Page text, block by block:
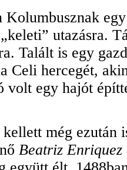
Kolumbusznak
utazásra.
Talált is egy
Celi her­cegét,
volt egy hajót
kellett még
BeatrizEnriquez